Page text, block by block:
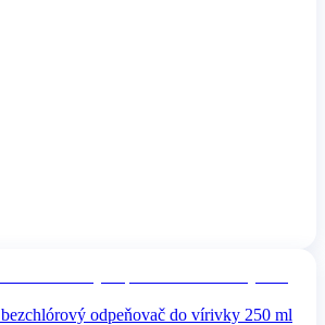
odpeňovač do vírivky 250 ml